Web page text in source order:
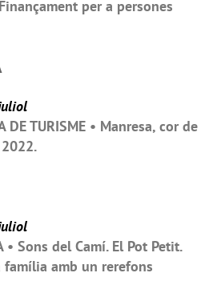
per a persones
DE TURISME • Manresa, cor de
• Sons del Camí. El Pot Petit.
amb un rerefons